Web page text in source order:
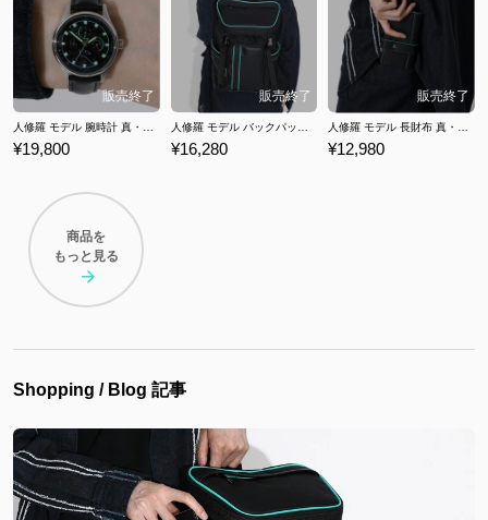
人修羅 モデル 腕時計 真・女神転生III NOCTURNE HD REMASTER
¥19,800
人修羅 モデル バックパック 真・女神転生III NOCTURNE HD REMASTER
¥16,280
人修羅 モデル 長財布 真・女神転生III NOCTURNE HD REMASTER
¥12,980
商品を
もっと見る
Shopping / Blog 記事